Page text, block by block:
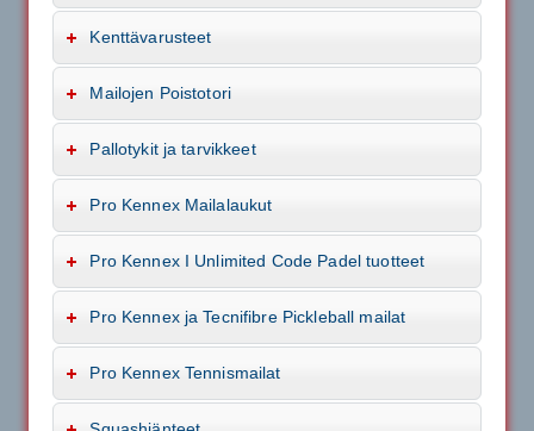
Kenttävarusteet
Mailojen Poistotori
Pallotykit ja tarvikkeet
Pro Kennex Mailalaukut
Pro Kennex I Unlimited Code Padel tuotteet
Pro Kennex ja Tecnifibre Pickleball mailat
Pro Kennex Tennismailat